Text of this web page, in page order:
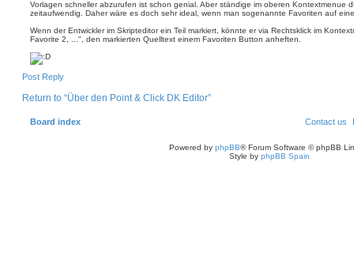
a
j
Vorlagen schneller abzurufen ist schon genial. Aber ständige im oberen Kontextmenue
zeitaufwendig. Daher wäre es doch sehr ideal, wenn man sogenannte Favoriten auf
Wenn der Entwickler im Skripteditor ein Teil markiert, könnte er via Rechtsklick im
Favorite 2, ...", den markierten Quelltext einem Favoriten Button anheften.
o
Post Reply
Return to “Über den Point & Click DK Editor”
Board index Contact us
Powered by phpBB® Forum Software © phpBB
Style by phpBB Spain